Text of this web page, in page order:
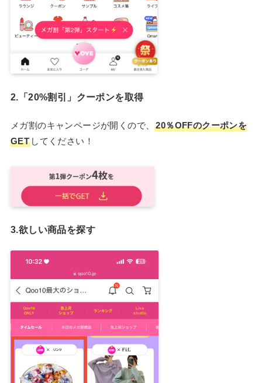
2.「20%割引」クーポンを取得
メガ割のキャンページが開くので、20％OFFのクーポンを
GET してください！
3.欲しい商品を探す